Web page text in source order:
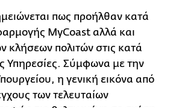
πως προήλθαν κατά
MyCoast αλλά και
κλήσεων πολιτών στις κατά
Υπηρεσίες. Σύμφωνα με την
η γενική εικόνα από
των τελευταίων